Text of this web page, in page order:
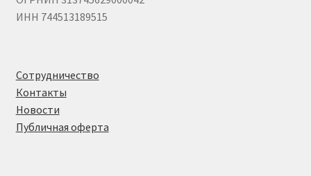
ИНН 744513189515
Сотрудничество
Контакты
Новости
Публичная оферта